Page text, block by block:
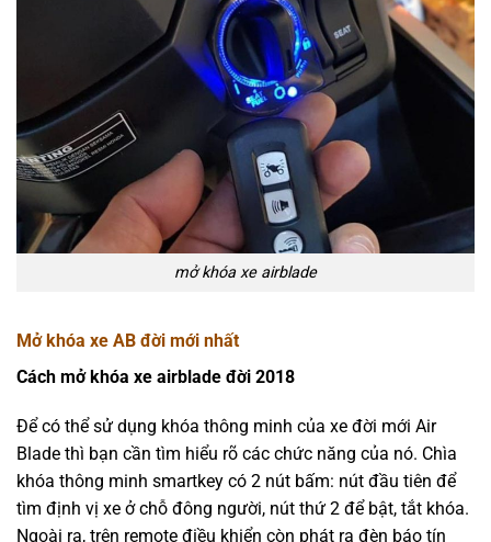
mở khóa xe airblade
Mở khóa xe AB đời mới nhất
Cách mở khóa xe airblade đời 2018
Để có thể sử dụng khóa thông minh của xe đời mới Air
Blade thì bạn cần tìm hiểu rõ các chức năng của nó. Chìa
khóa thông minh smartkey có 2 nút bấm: nút đầu tiên để
tìm định vị xe ở chỗ đông người, nút thứ 2 để bật, tắt khóa.
Ngoài ra, trên remote điều khiển còn phát ra đèn báo tín